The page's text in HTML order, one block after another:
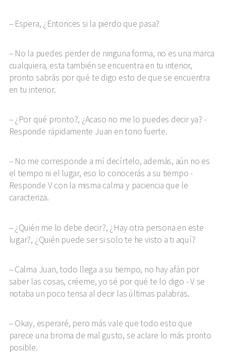
Espera, ¿Entonces si la pierdo que pasa?
No la puedes perder de ninguna forma, no es una marca
cualquiera, esta también se encuentra en tu interior,
pronto sabrás por qué te digo esto de que se encuentra
en tu interior.
¿Por qué pronto?, ¿Acaso no me lo puedes decir ya? -
Responde rápidamente Juan en tono fuerte.
No me corresponde a mí decírtelo, además, aún no es
el tiempo ni el lugar, eso lo conocerás a su tiempo -
Responde V con la misma calma y paciencia que le
caracteriza.
¿Quién me lo debe decir?, ¿Hay otra persona en este
lugar?, ¿Quién puede ser si solo te he visto a ti aquí?
Calma Juan, todo llega a su tiempo, no hay afán por
saber las cosas, créeme, yo sé por qué te lo digo - V se
notaba un poco tensa al decir las últimas palabras.
Okay, esperaré, pero más vale que todo esto que
parece una broma de mal gusto, se aclare lo más pronto
posible.